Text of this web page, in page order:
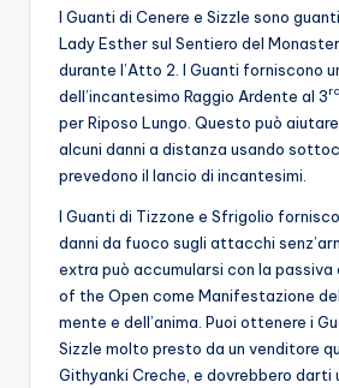
I Guanti di Cenere e Sizzle sono
Lady Esther sul Sentiero del
durante l’Atto 2. I Guanti forniscono
dell’incantesimo Raggio Ardente al 3rd
per Riposo Lungo. Questo può
alcuni danni a distanza usando
prevedono il lancio di incantesimi.
I Guanti di Tizzone e Sfrigolio
danni da fuoco sugli attacchi
extra può accumularsi con la passiva
of the Open come Manifestazione
mente e dell’anima. Puoi ottenere i
Sizzle molto presto da un venditore
Githyanki Creche, e dovrebbero darti